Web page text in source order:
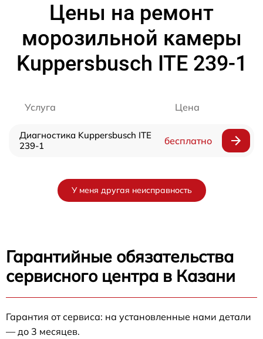
Цены на ремонт
морозильной камеры
Kuppersbusch ITE 239-1
Услуга Цена
Диагностика Kuppersbusch ITE
239-1
бесплатно
У меня другая неисправность
Гарантийные обязательства
сервисного центра в Казани
Гарантия от сервиса: на установленные нами детали
— до 3 месяцев.